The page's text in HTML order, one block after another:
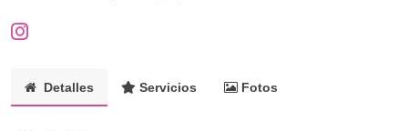
Detalles Servicios Fotos